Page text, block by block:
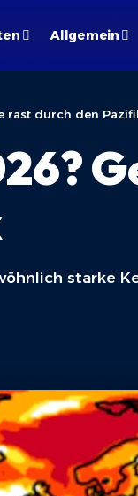
Allgemein
rast durch den
starke